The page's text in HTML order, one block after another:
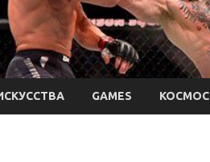
GAMES КОСМОС